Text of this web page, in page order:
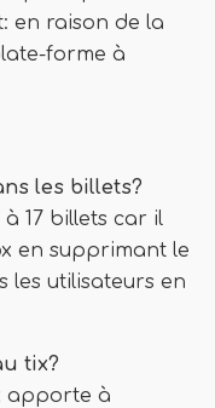
en raison de la
forme à
les billets?
17 billets car il
en supprimant le
les utilisateurs en
tix?
apporte à